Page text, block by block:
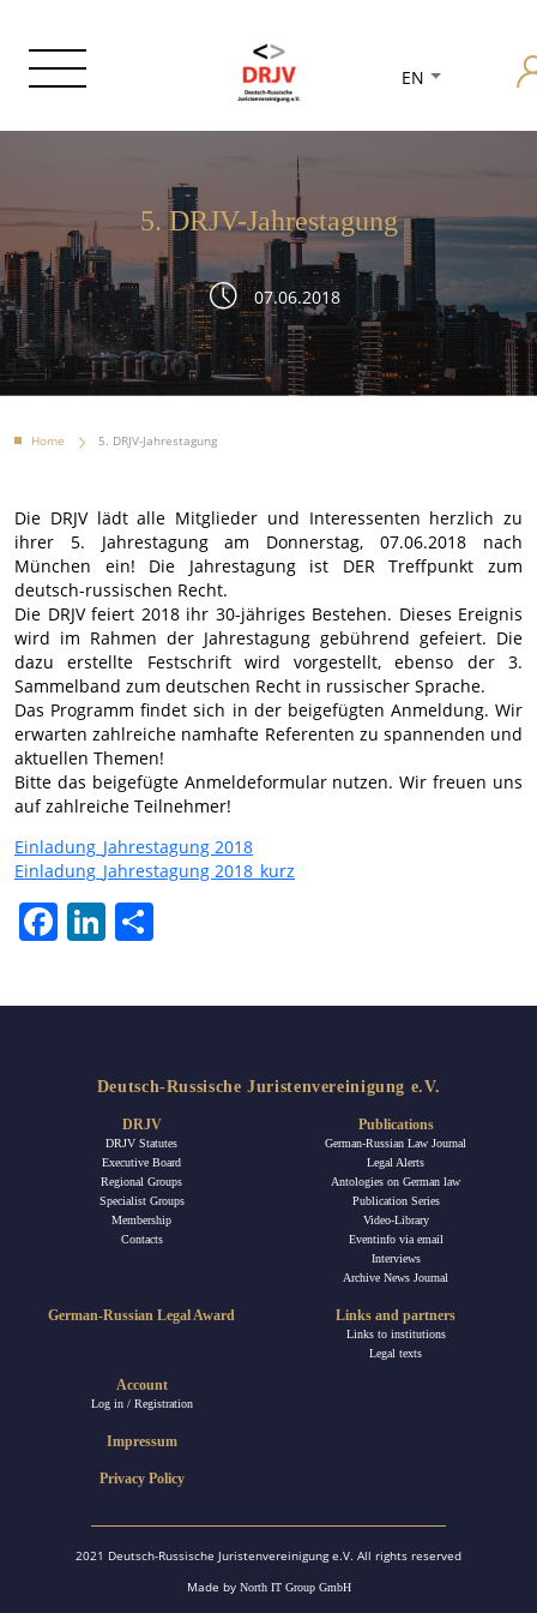
EN
5. DRJV-Jahrestagung
07.06.2018
Home 5. DRJV-Jahrestagung
Die DRJV lädt alle Mitglieder und Interessenten herzlich zu
ihrer 5. Jahrestagung am Donnerstag, 07.06.2018 nach
München ein! Die Jahrestagung ist DER Treffpunkt zum
deutsch-russischen Recht.
Die DRJV feiert 2018 ihr 30-jähriges Bestehen. Dieses Ereignis
wird im Rahmen der Jahrestagung gebührend gefeiert. Die
dazu erstellte Festschrift wird vorgestellt, ebenso der 3.
Sammelband zum deutschen Recht in russischer Sprache.
Das Programm findet sich in der beigefügten Anmeldung. Wir
erwarten zahlreiche namhafte Referenten zu spannenden und
aktuellen Themen!
Bitte das beigefügte Anmeldeformular nutzen. Wir freuen uns
auf zahlreiche Teilnehmer!
Einladung_Jahrestagung 2018
Einladung_Jahrestagung 2018_kurz
FacebookLinkedIn
Deutsch-Russische Juristenvereinigung e.V.
DRJV
DRJV Statutes
Executive Board
Regional Groups
Specialist Groups
Membership
Contacts
Publications
German-Russian Law Journal
Legal Alerts
Antologies on German law
Publication Series
Video-Library
Eventinfo via email
Interviews
Archive News Journal
German-Russian Legal Award
Account
Log in / Registration
Links and partners
Links to institutions
Legal texts
Impressum
Privacy Policy
2021 Deutsch-Russische Juristenvereinigung e.V. All rights reserved
Made by North IT Group GmbH